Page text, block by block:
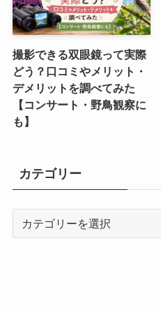
撮影できる双眼鏡って実際
どう？口コミやメリット・
デメリットを調べてみた
【コンサート・野鳥観察に
も】
カテゴリー